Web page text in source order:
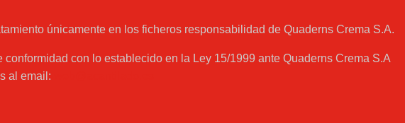
únicamente en los ficheros responsabilidad de Quaderns Crema S.A.
con lo establecido en la Ley 15/1999 ante Quaderns Crema S.A
al email: